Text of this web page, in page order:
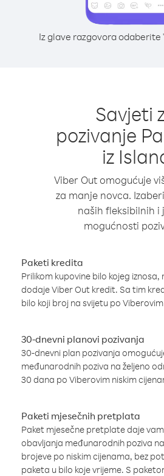
Iz glave razgovora odaberite
Savjeti
pozivanje
iz
Viber Out omogućuje
za manje novca.
naših fleksibilnih i
mogućnosti
Paketi kredita
Prilikom kupovine bilo kojeg iznosa,
dodaje Viber Out kredit. Sa tim
bilo koji broj na svijetu po
30-dnevni planovi pozivanja
30-dnevni plan pozivanja
međunarodnih poziva na željeno
30 dana po Viberovim niskim
Paketi mjesečnih pretplata
Paket mjesečne pretplate daje
obavljanja međunarodnih poziva
brojeve po niskim cijenama, bez
paketa u bilo koje vrijeme. S